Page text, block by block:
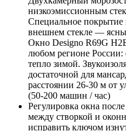
низкоэмиссионным
Специальное покрытие
внешнем стекле —
Окно Designo R69G
любом регионе России:
тепло зимой.
достаточной для
расстоянии 26-30 м от
(50-200 машин / час)
Регулировка окна
между створкой и
исправить ключом